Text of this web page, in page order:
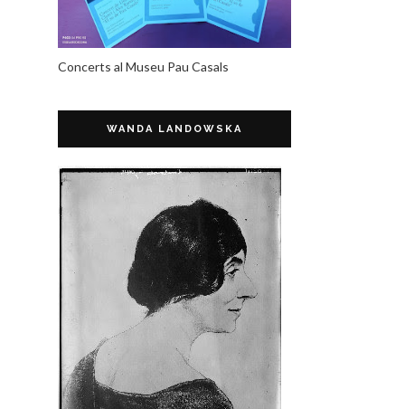
Concerts al Museu Pau Casals
WANDA LANDOWSKA